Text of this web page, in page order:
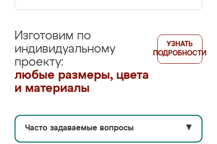
Изготовим по
индивидуальному
проекту:
любые размеры, цвета
и материалы
УЗНАТЬ
ПОДРОБНОСТИ
Часто задаваемые вопросы ▼